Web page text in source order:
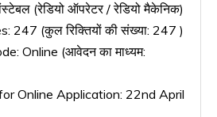
(रेडियो ऑपरेटर / रेडियो मैकेनिक)
247 (कुल रिक्तियों की संख्या: 247 )
Online (आवेदन का माध्यम:
Online Application: 22nd April